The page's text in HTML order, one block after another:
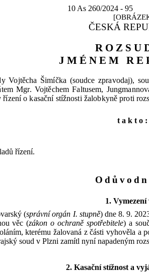
10 As 260/2024 - 95
ČESKÁ
R O Z S U
J M É N E M RE
Vojtěcha Šimíčka (soudce zpravodaj),
Mgr. Vojtěchem Faltusem,
řízenío kasační stížnosti žalobkyně proti
takto:
řízení.
1. Vymezení
(správní orgán I. stupně) dne 8. 9.
věc (zákono ochraně spotřebitele)a
kterému žalovaná z části vyhověla a
soud v Plzni zamítl nyní napadeným
2. Kasační stížnost a